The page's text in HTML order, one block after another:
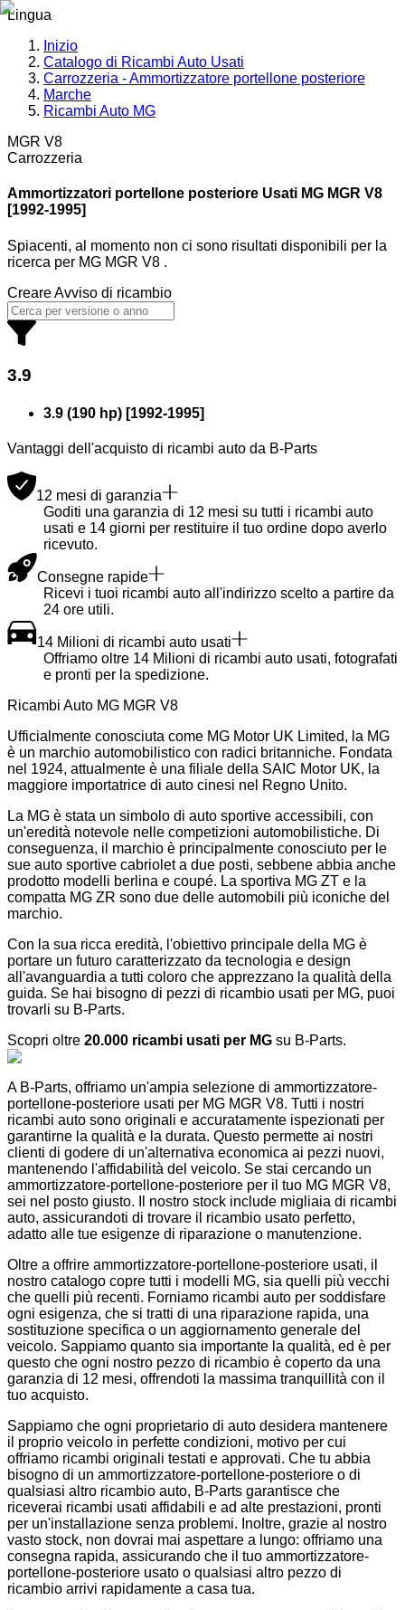
Lingua
Inizio
Catalogo di Ricambi Auto Usati
Carrozzeria - Ammortizzatore portellone posteriore
Marche
Ricambi Auto MG
MGR V8
Carrozzeria
Ammortizzatori portellone posteriore Usati MG MGR V8
[1992-1995]
Spiacenti, al momento non ci sono risultati disponibili per la
ricerca per MG MGR V8 .
Creare Avviso di ricambio
3.9
3.9 (190 hp) [1992-1995]
Vantaggi dell'acquisto di ricambi auto da B-Parts
12 mesi di garanzia
Goditi una garanzia di 12 mesi su tutti i ricambi auto
usati e 14 giorni per restituire il tuo ordine dopo averlo
ricevuto.
Consegne rapide
Ricevi i tuoi ricambi auto all'indirizzo scelto a partire da
24 ore utili.
14 Milioni di ricambi auto usati
Offriamo oltre 14 Milioni di ricambi auto usati, fotografati
e pronti per la spedizione.
Ricambi Auto MG MGR V8
Ufficialmente conosciuta come MG Motor UK Limited, la MG
è un marchio automobilistico con radici britanniche. Fondata
nel 1924, attualmente è una filiale della SAIC Motor UK, la
maggiore importatrice di auto cinesi nel Regno Unito.
La MG è stata un simbolo di auto sportive accessibili, con
un'eredità notevole nelle competizioni automobilistiche. Di
conseguenza, il marchio è principalmente conosciuto per le
sue auto sportive cabriolet a due posti, sebbene abbia anche
prodotto modelli berlina e coupé. La sportiva MG ZT e la
compatta MG ZR sono due delle automobili più iconiche del
marchio.
Con la sua ricca eredità, l'obiettivo principale della MG è
portare un futuro caratterizzato da tecnologia e design
all'avanguardia a tutti coloro che apprezzano la qualità della
guida. Se hai bisogno di pezzi di ricambio usati per MG, puoi
trovarli su B-Parts.
Scopri oltre 20.000 ricambi usati per MG su B-Parts.
A B-Parts, offriamo un'ampia selezione di ammortizzatore-
portellone-posteriore usati per MG MGR V8. Tutti i nostri
ricambi auto sono originali e accuratamente ispezionati per
garantirne la qualità e la durata. Questo permette ai nostri
clienti di godere di un'alternativa economica ai pezzi nuovi,
mantenendo l'affidabilità del veicolo. Se stai cercando un
ammortizzatore-portellone-posteriore per il tuo MG MGR V8,
sei nel posto giusto. Il nostro stock include migliaia di ricambi
auto, assicurandoti di trovare il ricambio usato perfetto,
adatto alle tue esigenze di riparazione o manutenzione.
Oltre a offrire ammortizzatore-portellone-posteriore usati, il
nostro catalogo copre tutti i modelli MG, sia quelli più vecchi
che quelli più recenti. Forniamo ricambi auto per soddisfare
ogni esigenza, che si tratti di una riparazione rapida, una
sostituzione specifica o un aggiornamento generale del
veicolo. Sappiamo quanto sia importante la qualità, ed è per
questo che ogni nostro pezzo di ricambio è coperto da una
garanzia di 12 mesi, offrendoti la massima tranquillità con il
tuo acquisto.
Sappiamo che ogni proprietario di auto desidera mantenere
il proprio veicolo in perfette condizioni, motivo per cui
offriamo ricambi originali testati e approvati. Che tu abbia
bisogno di un ammortizzatore-portellone-posteriore o di
qualsiasi altro ricambio auto, B-Parts garantisce che
riceverai ricambi usati affidabili e ad alte prestazioni, pronti
per un'installazione senza problemi. Inoltre, grazie al nostro
vasto stock, non dovrai mai aspettare a lungo: offriamo una
consegna rapida, assicurando che il tuo ammortizzatore-
portellone-posteriore usato o qualsiasi altro pezzo di
ricambio arrivi rapidamente a casa tua.